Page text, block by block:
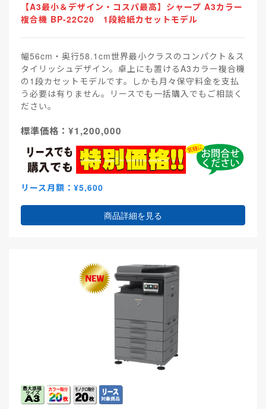
【A3最小＆デザイン・コスパ最高】シャープ A3カラー
複合機 BP-22C20 1段給紙カセットモデル
幅56cm・奥行58.1cm世界最小クラスのコンパクト＆ス
タイリッシュデザイン。卓上にも置けるA3カラー複合機
の1段カセットモデルです。しかも月々保守料金を支払
う必要は有りません。リースでも一括購入でもご相談く
ださい。
標準価格：¥1,200,000
リース月額：¥5,600
商品詳細を見る